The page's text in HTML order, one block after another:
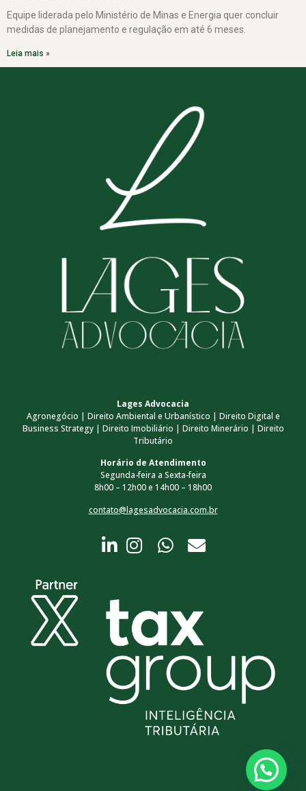
Equipe liderada pelo Ministério de Minas e Energia quer concluir
medidas de planejamento e regulação em até 6 meses.
Leia mais »
Lages Advocacia
Agronegócio | Direito Ambiental e Urbanístico | Direito Digital e
Business Strategy | Direito Imobiliário | Direito Minerário | Direito
Tributário
Horário de Atendimento
Segunda-feira a Sexta-feira
8h00 – 12h00 e 14h00 – 18h00
contato@lagesadvocacia.com.br